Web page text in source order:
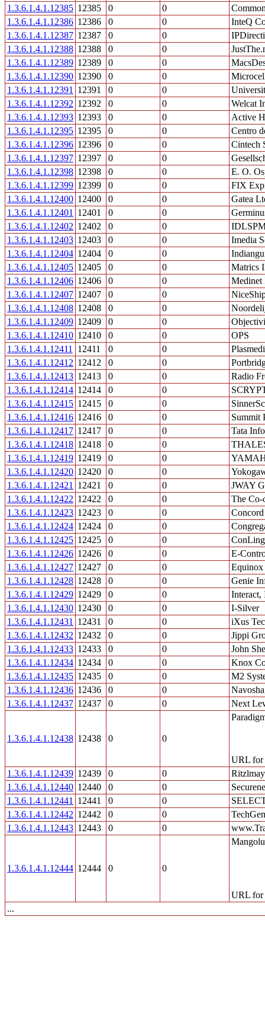
1.3.6.1.4.1.12385 12385 0 0
1.3.6.1.4.1.12386 12386 0 0
InteQ
1.3.6.1.4.1.12387 12387 0 0
1.3.6.1.4.1.12388 12388 0 0
1.3.6.1.4.1.12389 12389 0 0
1.3.6.1.4.1.12390 12390 0 0
1.3.6.1.4.1.12391
12391 0 0
1.3.6.1.4.1.12392 12392 0 0
Welcat
1.3.6.1.4.1.12393 12393 0 0
Active
1.3.6.1.4.1.12395 12395 0 0
Centro
1.3.6.1.4.1.12396 12396 0 0
Cintech
1.3.6.1.4.1.12397 12397 0 0
1.3.6.1.4.1.12398 12398 0 0
E. O.
1.3.6.1.4.1.12399 12399 0 0
FIX
1.3.6.1.4.1.12400 12400 0 0
Gatea
1.3.6.1.4.1.12401
12401 0 0
1.3.6.1.4.1.12402 12402 0 0
1.3.6.1.4.1.12403 12403 0 0
Imedia
1.3.6.1.4.1.12404 12404 0 0
1.3.6.1.4.1.12405 12405 0 0
Matrics
1.3.6.1.4.1.12406 12406 0 0
1.3.6.1.4.1.12407 12407 0 0
1.3.6.1.4.1.12408 12408 0 0
1.3.6.1.4.1.12409 12409 0 0
1.3.6.1.4.1.12410 12410 0 0
OPS
1.3.6.1.4.1.12411
12411 0 0
1.3.6.1.4.1.12412 12412 0 0
1.3.6.1.4.1.12413 12413 0 0
Radio
1.3.6.1.4.1.12414 12414 0 0
1.3.6.1.4.1.12415 12415 0 0
1.3.6.1.4.1.12416 12416 0 0
Summit
1.3.6.1.4.1.12417 12417 0 0
Tata
1.3.6.1.4.1.12418 12418 0 0
1.3.6.1.4.1.12419 12419 0 0
1.3.6.1.4.1.12420 12420 0 0
1.3.6.1.4.1.12421
12421 0 0
JWAY
1.3.6.1.4.1.12422 12422 0 0
The Co-
1.3.6.1.4.1.12423 12423 0 0
1.3.6.1.4.1.12424 12424 0 0
1.3.6.1.4.1.12425 12425 0 0
1.3.6.1.4.1.12426 12426 0 0
E-
1.3.6.1.4.1.12427 12427 0 0
1.3.6.1.4.1.12428 12428 0 0
Genie
1.3.6.1.4.1.12429 12429 0 0
Interact,
1.3.6.1.4.1.12430 12430 0 0
I-Silver
1.3.6.1.4.1.12431
12431 0 0
iXus
1.3.6.1.4.1.12432 12432 0 0
Jippi
1.3.6.1.4.1.12433 12433 0 0
John
1.3.6.1.4.1.12434 12434 0 0
Knox
1.3.6.1.4.1.12435 12435 0 0
M2
1.3.6.1.4.1.12436 12436 0 0
1.3.6.1.4.1.12437 12437 0 0 Next
1.3.6.1.4.1.12438 12438 0 0
URL
1.3.6.1.4.1.12439 12439 0 0
1.3.6.1.4.1.12440 12440 0 0
1.3.6.1.4.1.12441
12441 0 0
1.3.6.1.4.1.12442 12442 0 0
1.3.6.1.4.1.12443 12443 0 0
1.3.6.1.4.1.12444 12444 0 0
URL
...